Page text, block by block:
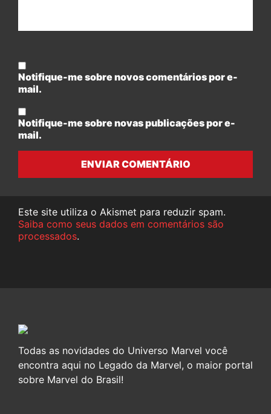
Notifique-me sobre novos comentários por e-
mail.
Notifique-me sobre novas publicações por e-
mail.
ENVIAR COMENTÁRIO
Este site utiliza o Akismet para reduzir spam.
Saiba como seus dados em comentários são
processados.
Todas as novidades do Universo Marvel você
encontra aqui no Legado da Marvel, o maior portal
sobre Marvel do Brasil!